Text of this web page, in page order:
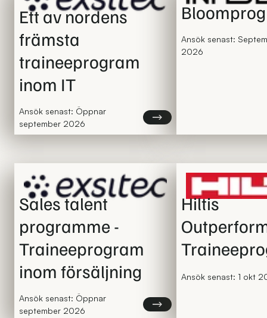
Ett av nordens
främsta
traineeprogram
inom IT
Ansök senast: Öppnar
september 2026
Läs mer om Ett av nordens
Ansök senast:
2026
Sales talent
programme -
Traineeprogram
inom försäljning
Ansök senast: Öppnar
september 2026
Läs mer om Sales talent
Hiltis
Ansök senast: 1 okt